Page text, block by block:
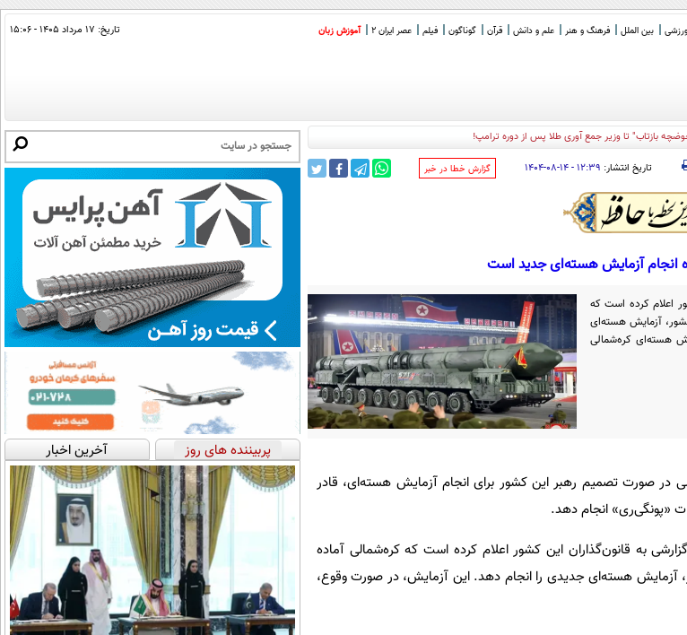
ورزشی بین الملل فرهنگ و هنر علم و دانش قرآن گوناگون فیلم عصر ایران 2 آموزش زبان تاریخ: ۱۷ مرداد ۱۴۰۵ - ۱۵:۰۶
بازتاب" تا وزیر جمع آوری طلا پس از دوره ترامپ!
تاریخ انتشار: ۱۲:۳۹ - ۱۴-۰۸-۱۴۰۴ ‌گزارش خطا در خبر
انجام آزمایش هسته‌ای جدید است
اعلام کرده است که
آزمایش هسته‌ای
هسته‌ای کره‌شمالی
در صورت تصمیم رهبر این کشور برای انجام آزمایش هسته‌ای، قادر
«پونگی‌ری» انجام دهد.
به قانون‌گذاران این کشور اعلام کرده است که کره‌شمالی آماده
هسته‌ای جدیدی را انجام دهد. این آزمایش، در صورت وقوع،
پربیننده های روز آخرین اخبار